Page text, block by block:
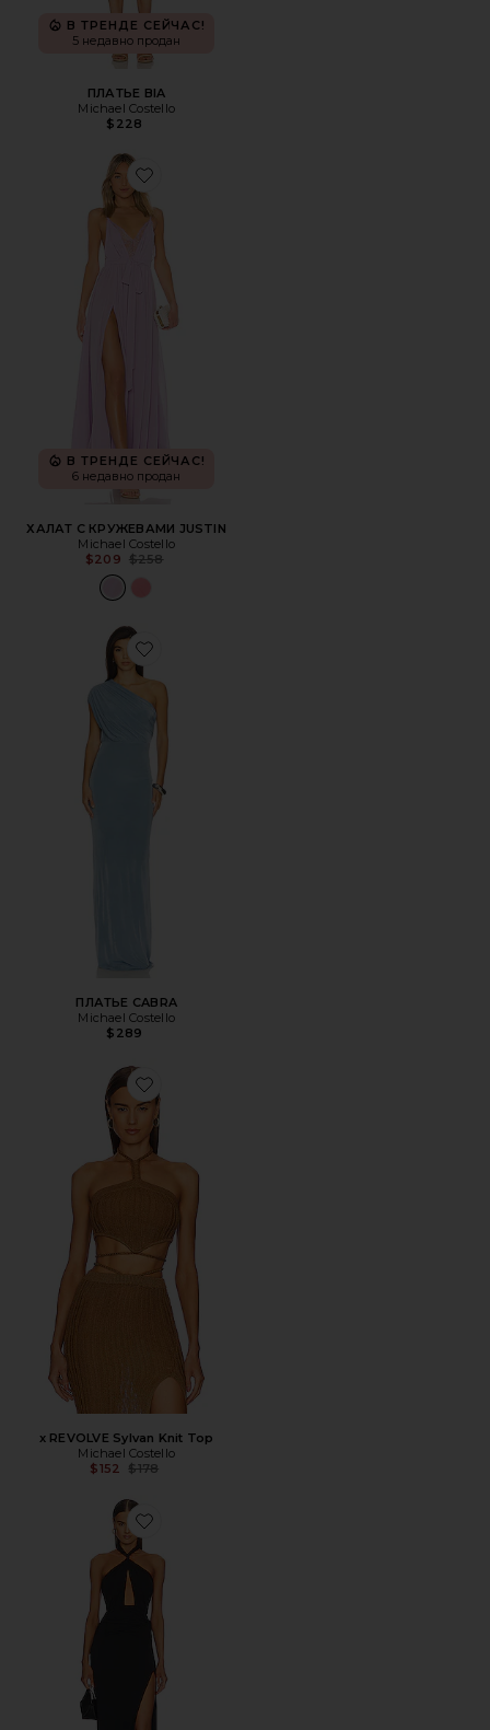
В ТРЕНДЕ СЕЙЧАС!
5 недавно продан
ПЛАТЬЕ BIA
Michael Costello
$228
Favorite ХАЛАТ С КРУЖЕВАМИ JUSTIN
В ТРЕНДЕ СЕЙЧАС!
6 недавно продан
ХАЛАТ С КРУЖЕВАМИ JUSTIN
Michael Costello
$209 Previous price:
$258
Favorite ПЛАТЬЕ CABRA
ПЛАТЬЕ CABRA
Michael Costello
$289
Favorite x REVOLVE Sylvan Knit Top
x REVOLVE Sylvan Knit Top
Michael Costello
$152
Previous price:
$178
Favorite ВЕЧЕРНЕЕ ПЛАТЬЕ MORGAN